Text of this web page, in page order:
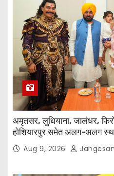
अमृतसर, लुधियाना, जालंधर,
होशियारपुर समेत अलग-अलग
मान Aug 9, 2026